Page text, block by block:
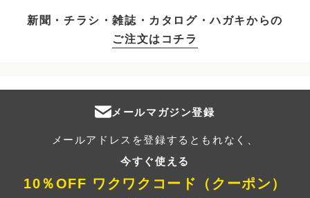
新聞・チラシ・雑誌・カタログ・ハガキからの
ご注文はコチラ
メールマガジン登録
メールアドレスを登録するともれなく、
今すぐ使える
10％OFF ワクワクコード（クーポン）